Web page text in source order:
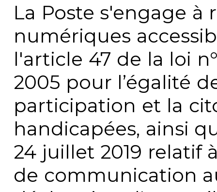
La Poste s'engage à
numériques
l'article 47 de la loi
2005 pour l’égalité
participation et la
handicapées, ainsi
24 juillet 2019 relatif
de communication